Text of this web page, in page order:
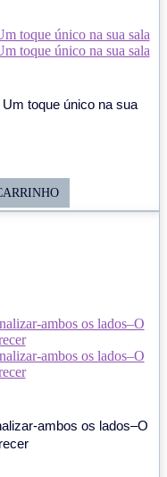
toque único na sua
ambos os lados–O